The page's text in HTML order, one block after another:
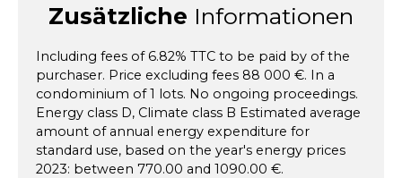
Zusätzliche Informationen
Including fees of 6.82% TTC to be paid by of the
purchaser. Price excluding fees 88 000 €. In a
condominium of 1 lots. No ongoing proceedings.
Energy class D, Climate class B Estimated average
amount of annual energy expenditure for
standard use, based on the year's energy prices
2023: between 770.00 and 1090.00 €.